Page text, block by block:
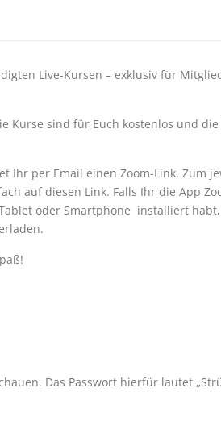
Live-Kursen – exklusiv für
Kurse sind für Euch kostenlos und
Ihr per Email einen Zoom-Link. Zum
auf diesen Link. Falls Ihr die App
oder Smartphone installiert
Das Passwort hierfür lautet